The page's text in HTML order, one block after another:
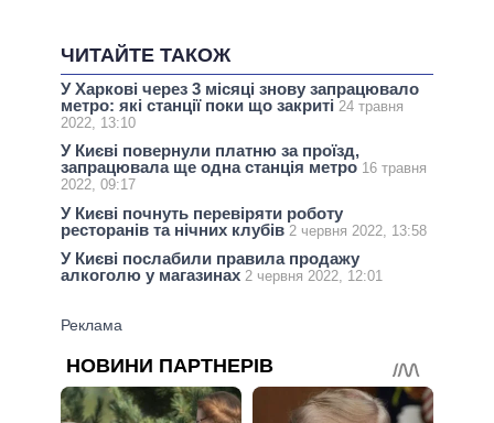
ЧИТАЙТЕ ТАКОЖ
У Харкові через 3 місяці знову запрацювало
метро: які станції поки що закриті 24 травня
2022, 13:10
У Києві повернули платню за проїзд,
запрацювала ще одна станція метро 16 травня
2022, 09:17
У Києві почнуть перевіряти роботу
ресторанів та нічних клубів 2 червня 2022, 13:58
У Києві послабили правила продажу
алкоголю у магазинах 2 червня 2022, 12:01